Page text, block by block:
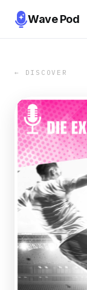
Wave Pod
← DISCOVER